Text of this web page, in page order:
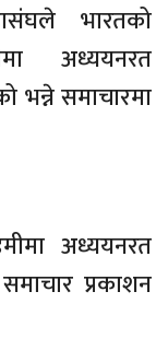
भारतको
अध्ययनरत
भन्ने समाचारमा
अध्ययनरत
प्रकाशन